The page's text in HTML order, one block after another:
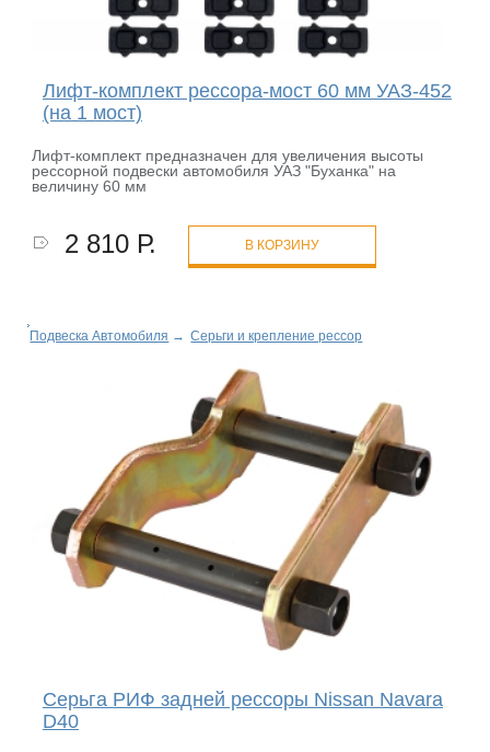
Лифт-комплект рессора-мост 60 мм УАЗ-452
(на 1 мост)
Лифт-комплект предназначен для увеличения высоты
рессорной подвески автомобиля УАЗ "Буханка" на
величину 60 мм
2 810 Р. В КОРЗИНУ
Подвеска Автомобиля → Серьги и крепление рессор
Серьга РИФ задней рессоры Nissan Navara
D40